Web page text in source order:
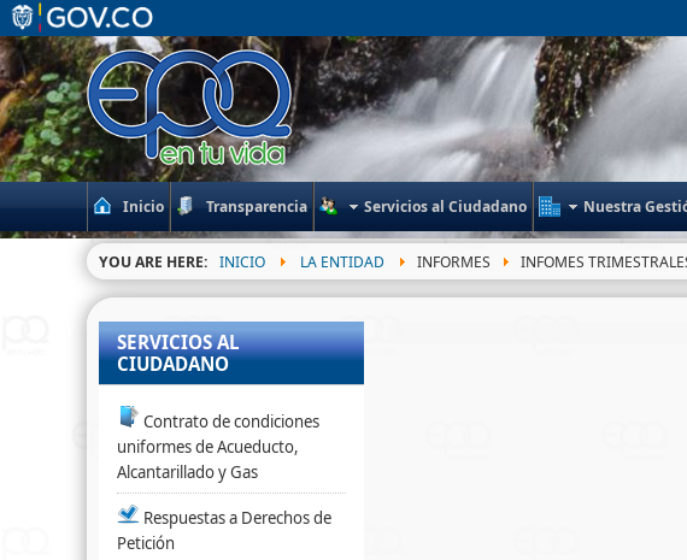
Inicio Transparencia Servicios al Ciudadano Nuestra
YOU ARE HERE: INICIO LA ENTIDAD INFORMES INFOMES
SERVICIOS AL
CIUDADANO
Contrato de condiciones
uniformes de Acueducto,
Alcantarillado y Gas
Respuestas a Derechos de
Petición